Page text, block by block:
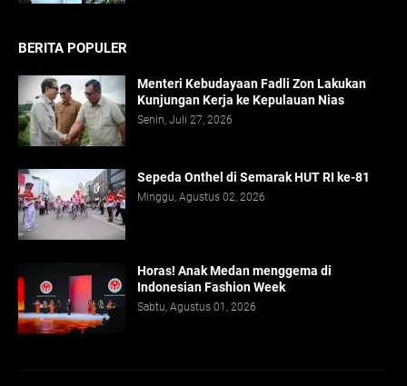
BERITA POPULER
Menteri Kebudayaan Fadli Zon Lakukan
Kunjungan Kerja ke Kepulauan Nias
Senin, Juli 27, 2026
Sepeda Onthel di Semarak HUT RI ke-81
Minggu, Agustus 02, 2026
Horas! Anak Medan menggema di
Indonesian Fashion Week
Sabtu, Agustus 01, 2026